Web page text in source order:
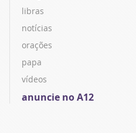
libras
notícias
orações
papa
vídeos
anuncie no A12